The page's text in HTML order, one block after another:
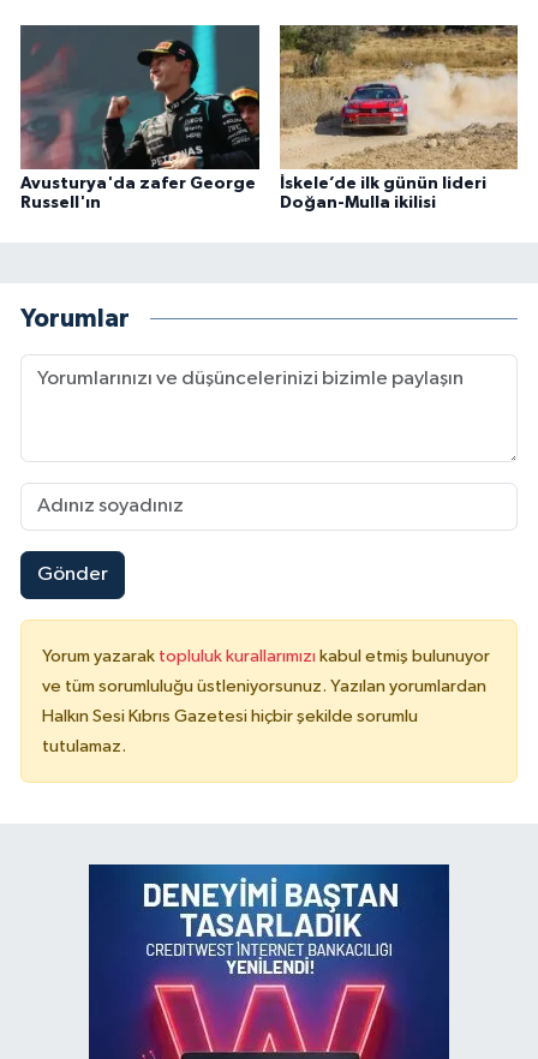
Avusturya'da zafer George
Russell'ın
İskele’de ilk günün lideri
Doğan-Mulla ikilisi
Yorumlar
Gönder
Yorum yazarak topluluk kurallarımızı kabul etmiş bulunuyor
ve tüm sorumluluğu üstleniyorsunuz. Yazılan yorumlardan
Halkın Sesi Kıbrıs Gazetesi hiçbir şekilde sorumlu
tutulamaz.